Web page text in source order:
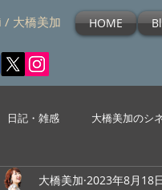
/ 大橋美加 HOME
日記・雑感 大橋美加のシ
大橋美加 2023年8月18